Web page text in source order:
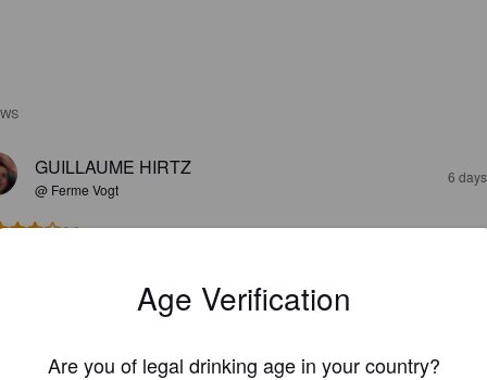
GUILLAUME HIRTZ
@ Ferme Vogt
6
3.6
sympa avec effectivement un bon retour de rhum en bouche.
des bière de cette brasserie (enfin je trouve). C'est pas trop
et je sens des petites notes de caramel. Le retour en bouche
est éminemment petit plus très sympa.
travail je trouve.
Age Verification
Are you of legal drinking age in your country?